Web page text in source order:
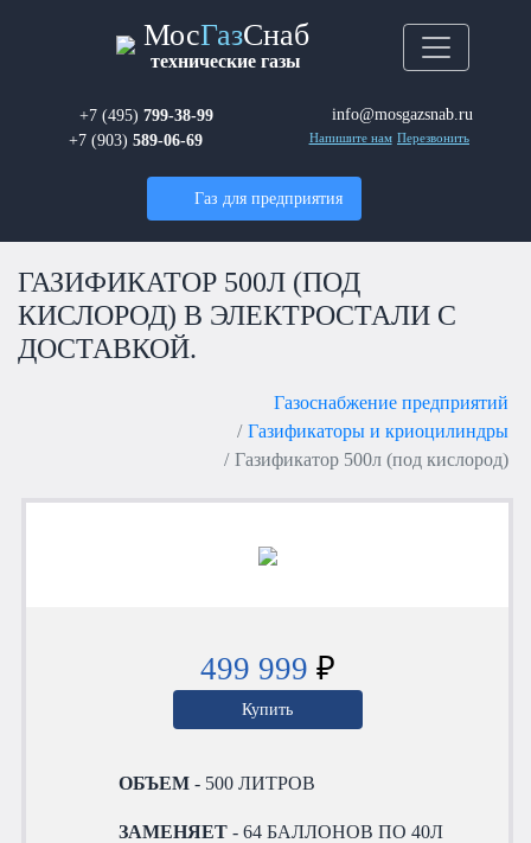
МосГазСнаб
технические газы
+7 (495) 799-38-99
+7 (903) 589-06-69
info@mosgazsnab.ru
Напишите нам Перезвонить
Газ для предприятия
ГАЗИФИКАТОР 500Л (ПОД
КИСЛОРОД) В ЭЛЕКТРОСТАЛИ С
ДОСТАВКОЙ.
Газоснабжение предприятий
Газификаторы и криоцилиндры
Газификатор 500л (под кислород)
499 999 ₽
Купить
ОБЪЕМ - 500 ЛИТРОВ
ЗАМЕНЯЕТ - 64 БАЛЛОНОВ ПО 40Л